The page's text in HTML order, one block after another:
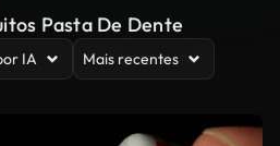
Pasta De Dente
IA Mais recentes